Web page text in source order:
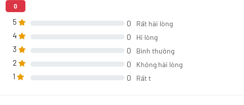
0
5 0 Rất hài lòng
4 0 Hi lòng
3 0 Bình thường
2 0 Không hài lòng
1 0 Rất t